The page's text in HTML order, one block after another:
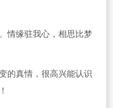
情缘驻我心，相思比梦
的真情，很高兴能认识